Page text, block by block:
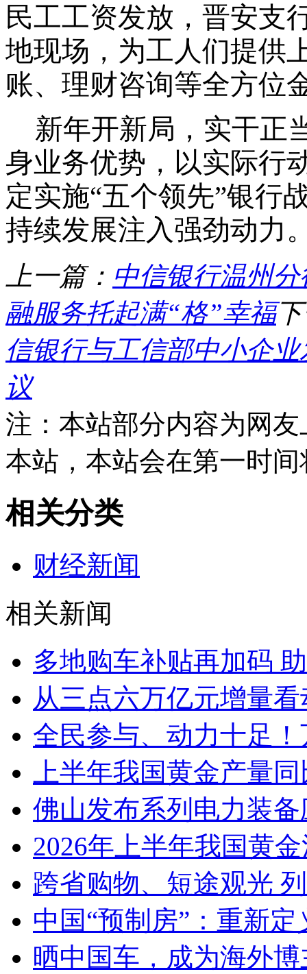
民工工资发放，晋安支
地现场，为工人们提供
账、理财咨询等全方位
新年开新局，实干正
身业务优势，以实际行
定实施“五个领先”银行
持续发展注入强劲动力
上一篇： 中信银行温州
融服务托起满“格”幸福
信银行与工信部中小企
议
注：本站部分内容为网
本站，本站会在第一时
相关分类
财经新闻
相关新闻
多地购车补贴再加码
从三点六万亿元增量
全民参与、动力十足
上半年我国黄金产量
佛山发布系列电力装
2026年上半年我国黄
跨省购物、短途观光
中国“预制房”：重新
晒中国车，成为海外博